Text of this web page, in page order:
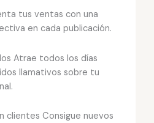
tus ventas con una
en cada publicación.
Atrae todos los días
llamativos sobre tu
clientes Consigue nuevos